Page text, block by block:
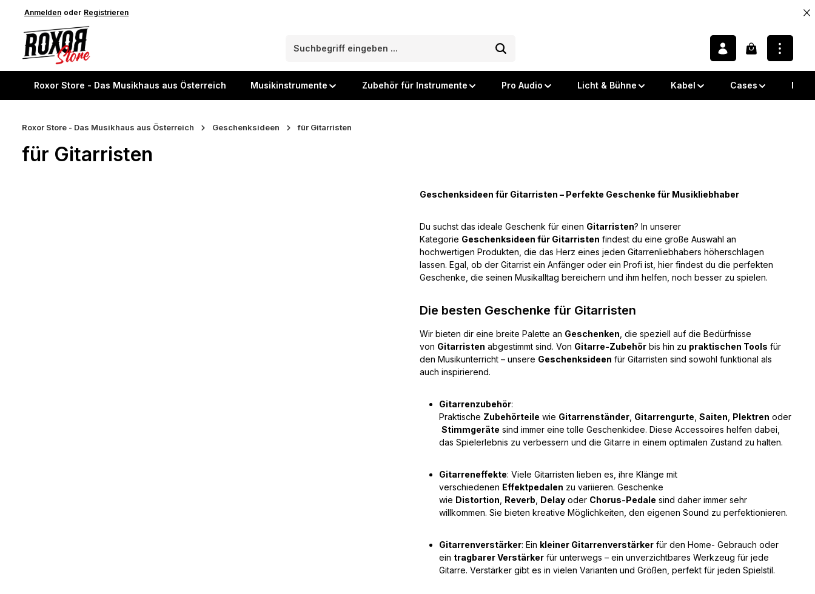
Zur Hauptnavigation springen
Anmelden oder Registrieren
Warenkorb
Roxor Store - Das Musikhaus aus Österreich Musikinstrumente Zubehör für Instrumente Pro Audio Licht & Bühne Kabel Cases
Roxor Store - Das Musikhaus aus Österreich Geschenksideen für Gitarristen
für Gitarristen
Geschenksideen für Gitarristen – Perfekte Geschenke für Musikliebhaber
Du suchst das ideale Geschenk für einen Gitarristen? In unserer
Kategorie Geschenksideen für Gitarristen findest du eine große Auswahl an
hochwertigen Produkten, die das Herz eines jeden Gitarrenliebhabers höherschlagen
lassen. Egal, ob der Gitarrist ein Anfänger oder ein Profi ist, hier findest du die perfekten
Geschenke, die seinen Musikalltag bereichern und ihm helfen, noch besser zu spielen.
Die besten Geschenke für Gitarristen
Wir bieten dir eine breite Palette an Geschenken , die speziell auf die Bedürfnisse
von Gitarristen abgestimmt sind. Von Gitarre-Zubehör bis hin zu praktischen Tools für
den Musikunterricht – unsere Geschenksideen für Gitarristen sind sowohl funktional als
auch inspirierend.
Gitarrenzubehör:
Praktische Zubehörteile wie Gitarrenständer Gitarrengurte Saiten Plektren oder
Stimmgeräte sind immer eine tolle Geschenkidee. Diese Accessoires helfen dabei,
das Spielerlebnis zu verbessern und die Gitarre in einem optimalen Zustand zu halten.
Gitarreneffekte: Viele Gitarristen lieben es, ihre Klänge mit
verschiedenen Effektpedalen zu variieren. Geschenke
wie Distortion Reverb Delay oder Chorus-Pedale sind daher immer sehr
willkommen. Sie bieten kreative Möglichkeiten, den eigenen Sound zu perfektionieren.
Gitarrenverstärker: Ein kleiner Gitarrenverstärker für den Home- Gebrauch oder
ein tragbarer Verstärker für unterwegs – ein unverzichtbares Werkzeug für jede
Gitarre. Verstärker gibt es in vielen Varianten und Größen, perfekt für jeden Spielstil.